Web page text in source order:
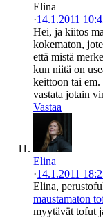
Elina
·14.1.2011
Hei, ja kiitos
kokematon,
että mistä
kun niitä on
keittoon tai
vastata jotain
Vastaa
Elina
·14.1.2011
Elina,
maustamaton
myytävät tofut